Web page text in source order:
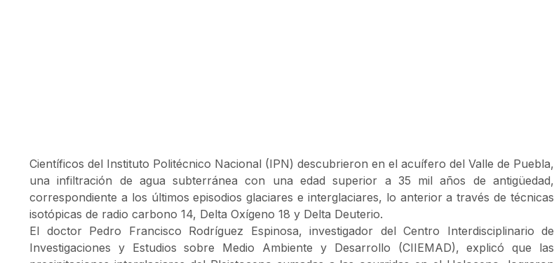
Científicos del Instituto Politécnico Nacional (IPN) descubrieron en el acuífero del Valle de Puebla,
una infiltración de agua subterránea con una edad superior a 35 mil años de antigüedad,
correspondiente a los últimos episodios glaciares e interglaciares, lo anterior a través de técnicas
isotópicas de radio carbono 14, Delta Oxígeno 18 y Delta Deuterio.
El doctor Pedro Francisco Rodríguez Espinosa, investigador del Centro Interdisciplinario de
Investigaciones y Estudios sobre Medio Ambiente y Desarrollo (CIIEMAD), explicó que las